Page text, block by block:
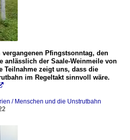
Pfingstsonntag, den
anlässlich der Saale-Weinmeile von
Teilnahme zeigt uns, dass die
im Regeltakt sinnvoll wäre.
/ Menschen und die Unstrutbahn